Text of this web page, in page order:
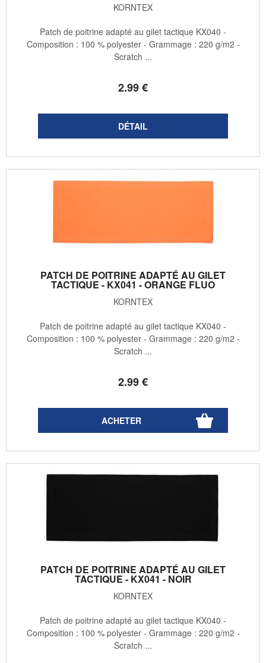
KORNTEX
2.99€
Patch de poitrine adapté au gilet tactique KX040 -
Composition : 100 % polyester - Grammage : 220 g/m2 -
Scratch ...
PATCH DE POITRINE ADAPTÉ AU GILET
TACTIQUE - KX041 - ORANGE FLUO
KORNTEX
2.99€
Patch de poitrine adapté au gilet tactique KX040 -
Composition : 100 % polyester - Grammage : 220 g/m2 -
Scratch ...
PATCH DE POITRINE ADAPTÉ AU GILET
TACTIQUE - KX041 - NOIR
KORNTEX
Patch de poitrine adapté au gilet tactique KX040 -
Composition : 100 % polyester - Grammage : 220 g/m2 -
Scratch ...